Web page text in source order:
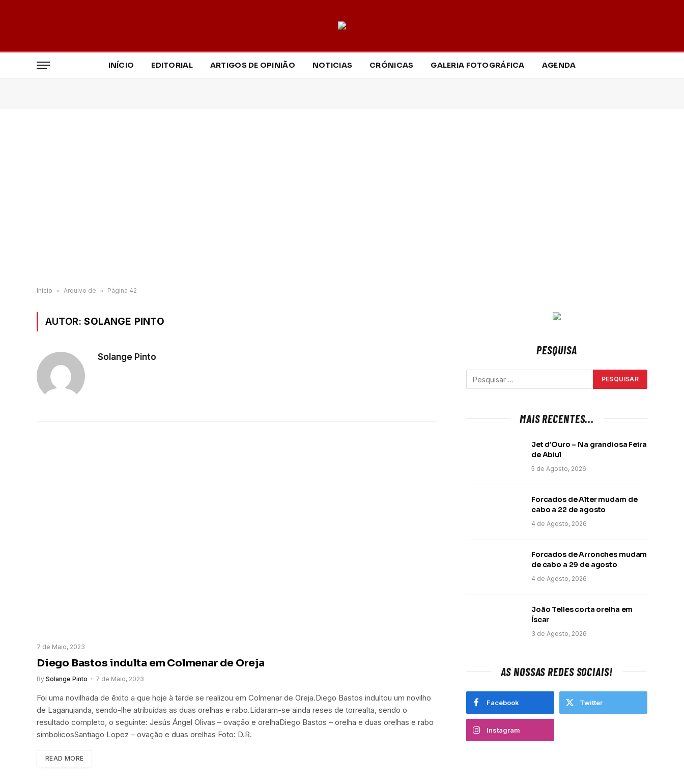
INÍCIO EDITORIAL ARTIGOS DE OPINIÃO NOTICIAS CRÓNICAS GALERIA FOTOGRÁFICA AGENDA
Início » Arquivo de » Página 42
AUTOR:SOLANGE PINTO
Solange Pinto
7 de Maio, 2023
Diego Bastos indulta em Colmenar de Oreja
By Solange Pinto 7 de Maio, 2023
Foi uma novilhada de êxito a que hoje à tarde se realizou em Colmenar de Oreja.Diego Bastos indultou um novilho
de Laganujanda, sendo-lhe atribuídas as duas orelhas e rabo.Lidaram-se ainda reses de torrealta, sendo o
resultado completo, o seguinte: Jesús Ángel Olivas – ovação e orelhaDiego Bastos – orelha e duas orelhas e rabo
simbolicosSantiago Lopez – ovação e duas orelhas Foto: D.R.
READ MORE
PESQUISA
MAIS RECENTES...
Jet d’Ouro – Na grandiosa Feira
de Abiul
5 de Agosto, 2026
Forcados de Alter mudam de
cabo a 22 de agosto
4 de Agosto, 2026
Forcados de Arronches mudam
de cabo a 29 de agosto
4 de Agosto, 2026
João Telles corta orelha em
Íscar
3 de Agosto, 2026
AS NOSSAS REDES SOCIAIS!
Facebook Twitter
Instagram